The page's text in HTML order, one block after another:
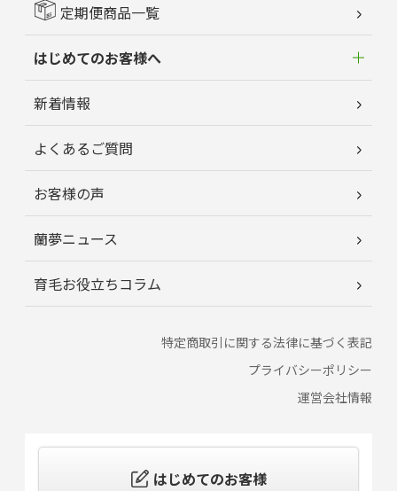
定期便商品一覧
はじめてのお客様へ
新着情報
よくあるご質問
お客様の声
蘭夢ニュース
育毛お役立ちコラム
特定商取引に関する法律に基づく表記
プライバシーポリシー
運営会社情報
はじめてのお客様